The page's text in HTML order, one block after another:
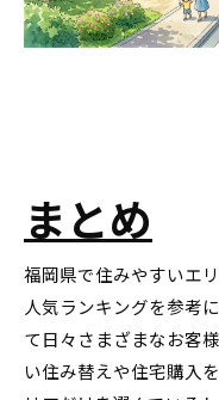
まとめ
福岡県で住みやすいエ
人気ランキングを参考
て日々さまざまなお客
い住み替えや住宅購入